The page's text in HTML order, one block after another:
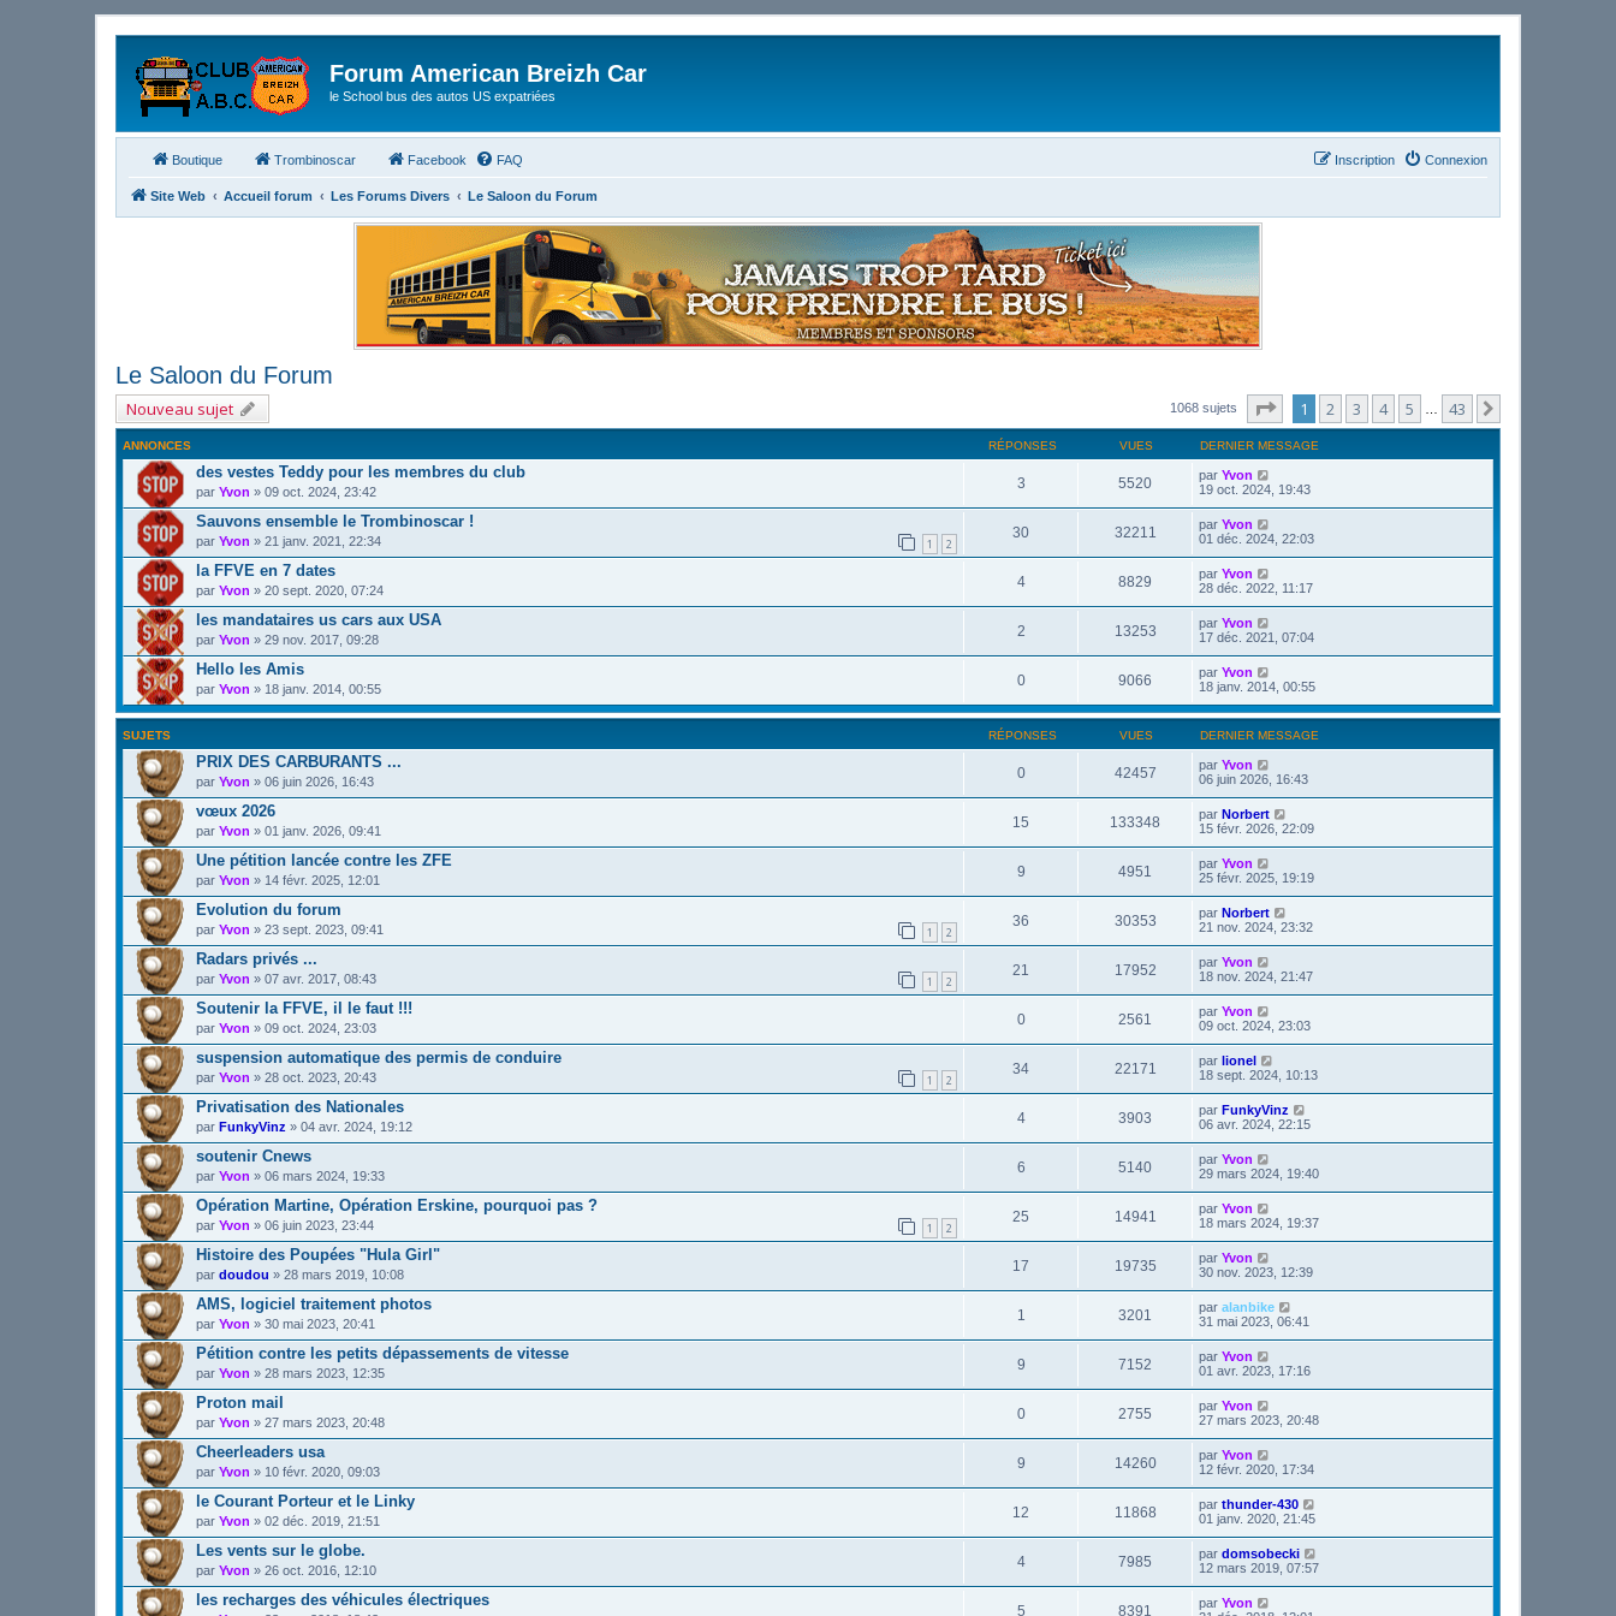
Forum American Breizh Car
le School bus des autos US expatriées
Boutique Trombinoscar Facebook FAQ Connexion
Inscription
Site Web Accueil forum Les Forums Divers Le Saloon du Forum
Le Saloon du Forum
Nouveau sujet 1068 sujets Page sur43
1 2 3 4 5 43
ANNONCES RÉPONSES VUES DERNIER MESSAGE
des vestes Teddy pour les membres du club
par Yvon » 09 oct. 2024, 23:42
3 5520 par Yvon
19 oct. 2024, 19:43
Sauvons ensemble le Trombinoscar !
par Yvon » 21 janv. 2021, 22:34 1 2
30 32211 par Yvon
01 déc. 2024, 22:03
la FFVE en 7 dates
par Yvon » 20 sept. 2020, 07:24
4 8829 par Yvon
28 déc. 2022, 11:17
les mandataires us cars aux USA
par Yvon » 29 nov. 2017, 09:28
2 13253 par Yvon
17 déc. 2021, 07:04
Hello les Amis
par Yvon » 18 janv. 2014, 00:55
0 9066 par Yvon
18 janv. 2014, 00:55
SUJETS RÉPONSES VUES DERNIER MESSAGE
PRIX DES CARBURANTS ...
par Yvon » 06 juin 2026, 16:43
0 42457 par Yvon
06 juin 2026, 16:43
vœux 2026
par Yvon » 01 janv. 2026, 09:41
15 133348 par Norbert
15 févr. 2026, 22:09
Une pétition lancée contre les ZFE
par Yvon » 14 févr. 2025, 12:01
9 4951 par Yvon
25 févr. 2025, 19:19
Evolution du forum
par Yvon » 23 sept. 2023, 09:41 1 2
36 30353 par Norbert
21 nov. 2024, 23:32
Radars privés ...
par Yvon » 07 avr. 2017, 08:43 1 2
21 17952 par Yvon
18 nov. 2024, 21:47
Soutenir la FFVE, il le faut !!!
par Yvon » 09 oct. 2024, 23:03
0 2561 par Yvon
09 oct. 2024, 23:03
suspension automatique des permis de conduire
par Yvon » 28 oct. 2023, 20:43 1 2
34 22171 par lionel
18 sept. 2024, 10:13
Privatisation des Nationales
par FunkyVinz » 04 avr. 2024, 19:12
4 3903 par FunkyVinz
06 avr. 2024, 22:15
soutenir Cnews
par Yvon » 06 mars 2024, 19:33
6 5140 par Yvon
29 mars 2024, 19:40
Opération Martine, Opération Erskine, pourquoi pas ?
par Yvon » 06 juin 2023, 23:44 1 2
25 14941 par Yvon
18 mars 2024, 19:37
Histoire des Poupées "Hula Girl"
par doudou » 28 mars 2019, 10:08
17 19735 par Yvon
30 nov. 2023, 12:39
AMS, logiciel traitement photos
par Yvon » 30 mai 2023, 20:41
1 3201 par alanbike
31 mai 2023, 06:41
Pétition contre les petits dépassements de vitesse
par Yvon » 28 mars 2023, 12:35
9 7152 par Yvon
01 avr. 2023, 17:16
Proton mail
par Yvon » 27 mars 2023, 20:48
0 2755 par Yvon
27 mars 2023, 20:48
Cheerleaders usa
par Yvon » 10 févr. 2020, 09:03
9 14260 par Yvon
12 févr. 2020, 17:34
le Courant Porteur et le Linky
par Yvon » 02 déc. 2019, 21:51
12 11868 par thunder-430
01 janv. 2020, 21:45
Les vents sur le globe.
par Yvon » 26 oct. 2016, 12:10
4 7985 par domsobecki
12 mars 2019, 07:57
les recharges des véhicules électriques
5 8391 par Yvon